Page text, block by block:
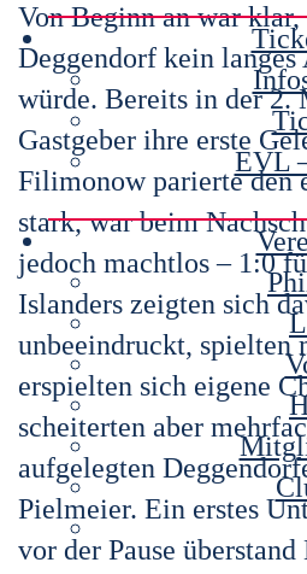
EVL
Von Beginn an war klar,
Deggendorf kein langes
würde. Bereits in der 2.
Gastgeber ihre erste
Filimonow parierte den
stark, war beim
jedoch machtlos – 1:0
Islanders zeigten sich
unbeeindruckt, spielten
erspielten sich eigene
scheiterten aber
aufgelegten
Pielmeier. Ein erstes
vor der Pause